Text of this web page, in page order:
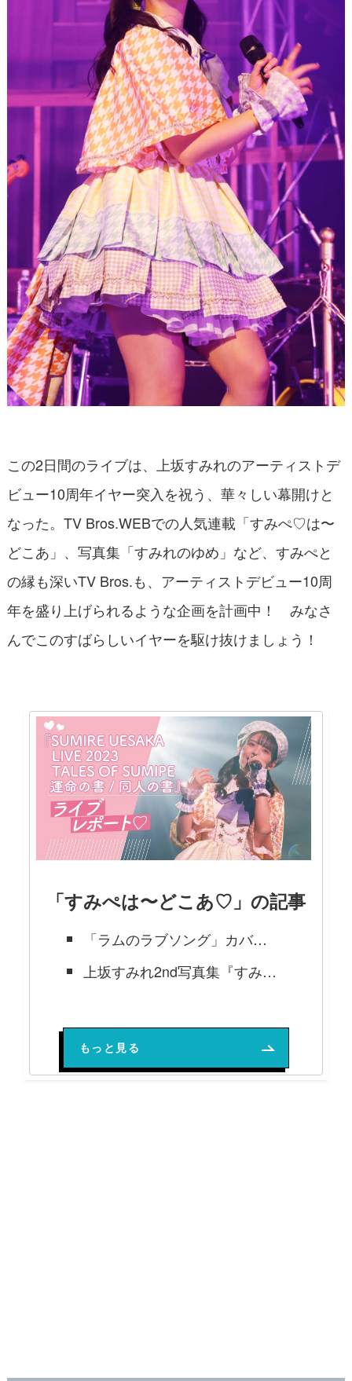
この2日間のライブは、上坂すみれのアーティストデ
ビュー10周年イヤー突入を祝う、華々しい幕開けと
なった。TV Bros.WEBでの人気連載「すみぺ♡は〜
どこあ」、写真集「すみれのゆめ」など、すみぺと
の縁も深いTV Bros.も、アーティストデビュー10周
年を盛り上げられるような企画を計画中！ みなさ
んでこのすばらしいイヤーを駆け抜けましょう！
「すみぺは〜どこあ♡」の記事
「ラムのラブソング」カバーも披露！『SUMIRE UESAKA LIVE 2023 TALES OF SUMIPE 運命の書/同人の書』ライブレポート
上坂すみれ2nd写真集『すみれのゆめ』発売記念トークショーレポート
もっと見る